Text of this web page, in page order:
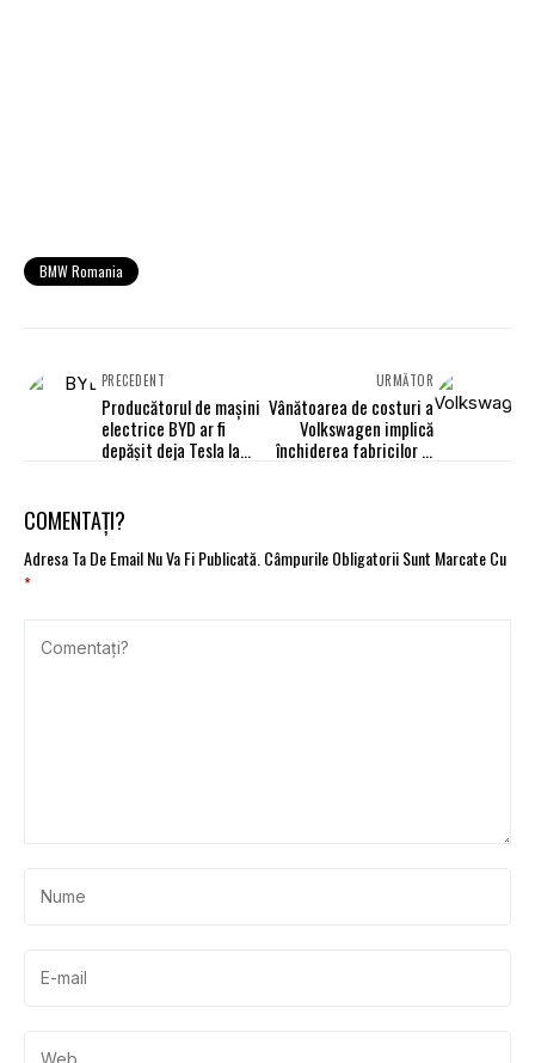
BMW Romania
PRECEDENT
Producătorul de mașini
electrice BYD ar fi
depășit deja Tesla la
URMĂTOR
Vânătoarea de costuri a
Volkswagen implică
închiderea fabricilor și
COMENTAȚI?
Adresa Ta De Email Nu Va Fi Publicată.Câmpurile Obligatorii Sunt Marcate Cu
*